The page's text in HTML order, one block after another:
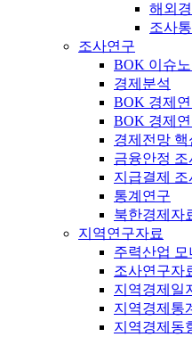
해외
조사
조사연구
BOK 이슈노
경제분석
BOK 경제
BOK 경제
경제전망 핵
금융안정 조
지급결제 조
통계연구
북한경제자
지역연구자료
주력산업 모
조사연구자
지역경제일
지역경제통
지역경제동